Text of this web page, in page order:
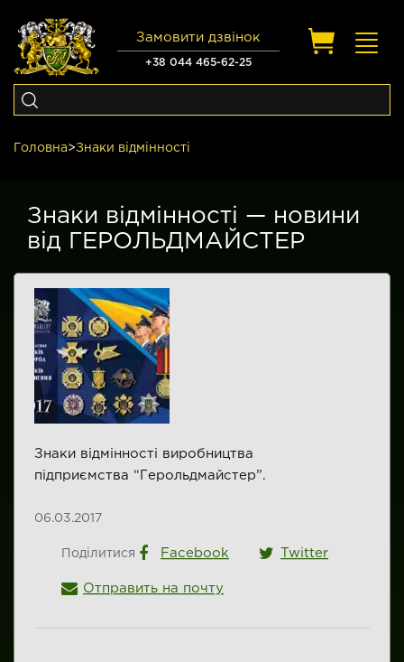
+38 044 465-62-25
Замовити дзвінок
Головна>Знаки відмінності
Знаки відмінності — новини
від ГЕРОЛЬДМАЙСТЕР
Знаки відмінності виробництва
підприємства “Герольдмайстер”.
06.03.2017
Поділитися Facebook Twitter
Отправить на почту